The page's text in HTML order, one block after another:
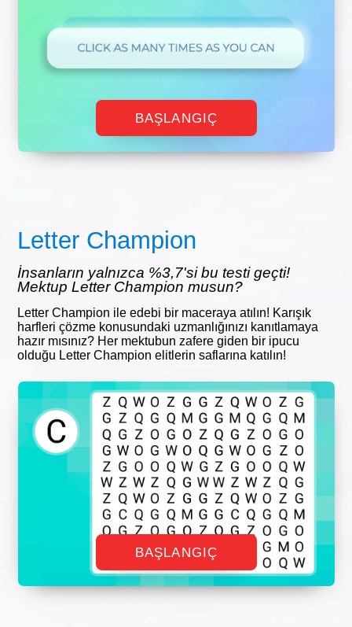
BAŞLANGIÇ
Letter Champion
İnsanların yalnızca %3,7'si bu testi geçti!
Mektup Letter Champion musun?
Letter Champion ile edebi bir maceraya atılın! Karışık
harfleri çözme konusundaki uzmanlığınızı kanıtlamaya
hazır mısınız? Her mektubun zafere giden bir ipucu
olduğu Letter Champion elitlerin saflarına katılın!
BAŞLANGIÇ